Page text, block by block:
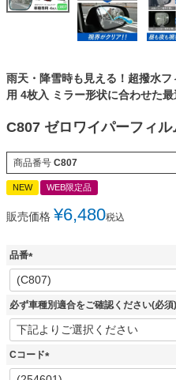
雨天・降雪時も見える！超撥水
用 4枚入 ミラー形状に合わせた
C807 ゼロワイパーフィ
商品番号 C807
NEW WEB限定品
販売価格 ¥6,480税込
品番
(
必
須
必ず車種別適合をご確認ください(必須)
Cコード
(